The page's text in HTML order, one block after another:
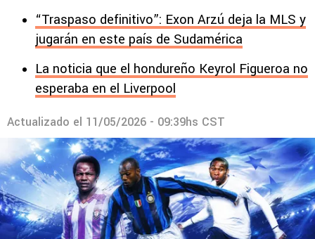
“Traspaso definitivo”: Exon Arzú deja la MLS y
jugarán en este país de Sudamérica
La noticia que el hondureño Keyrol Figueroa no
esperaba en el Liverpool
Actualizado el 11/05/2026 - 09:39hs CST